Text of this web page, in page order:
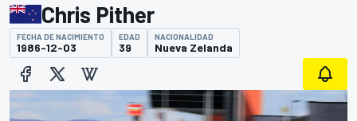
Chris Pither
FECHA DE NACIMIENTO
1986-12-03
EDAD
39
NACIONALIDAD
Nueva Zelanda